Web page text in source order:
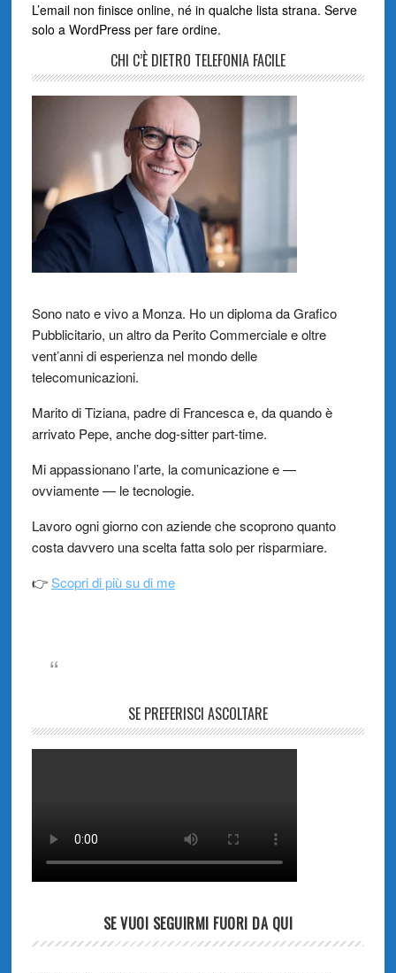
L’email non finisce online, né in qualche lista strana. Serve
solo a WordPress per fare ordine.
CHI C’È DIETRO TELEFONIA FACILE
Sono nato e vivo a Monza. Ho un diploma da Grafico
Pubblicitario, un altro da Perito Commerciale e oltre
vent’anni di esperienza nel mondo delle
telecomunicazioni.
Marito di Tiziana, padre di Francesca e, da quando è
arrivato Pepe, anche dog-sitter part-time.
Mi appassionano l’arte, la comunicazione e —
ovviamente — le tecnologie.
Lavoro ogni giorno con aziende che scoprono quanto
costa davvero una scelta fatta solo per risparmiare.
👉Scopri di più su di me
SE PREFERISCI ASCOLTARE
SE VUOI SEGUIRMI FUORI DA QUI